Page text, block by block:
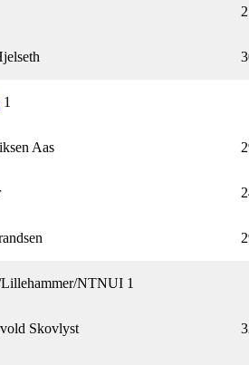
1
Aas
NTNUI 1
Skovlyst